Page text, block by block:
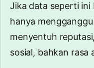
Jika data seperti
hanya
menyentuh
sosial, bahkan rasa